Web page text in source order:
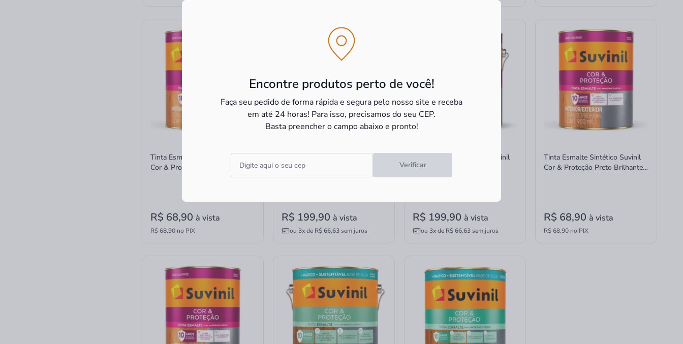
Encontre produtos perto de você!
Faça seu pedido de forma rápida e segura pelo nosso site e receba
em até 24 horas! Para isso, precisamos do seu CEP.
Basta preencher o campo abaixo e pronto!
Verificar
Tinta Esmalte Sintético Suvinil
Cor & Proteção Cinza Escuro
R$ 68,90 à vista
R$ 68,90 no PIX
Tinta Esmalte Sintético Suvinil
Cor & Proteção Cinza Médio
Brilhante 3,6 Litros
R$ 199,90 à vista
ou 3xde R$ 66,63sem juros
Tinta Esmalte Sintético Suvinil
Cor & Proteção Marrom
Brilhante 3,6 Litros
R$ 199,90 à vista
ou 3xde R$ 66,63sem juros
Tinta Esmalte Sintético Suvinil
Cor & Proteção Preto Brilhante
R$ 68,90 à vista
R$ 68,90 no PIX